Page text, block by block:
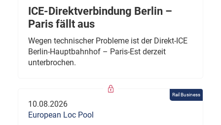
ICE-Direktverbindung Berlin –
Paris fällt aus
Wegen technischer Probleme ist der Direkt-ICE
Berlin-Hauptbahnhof – Paris-Est derzeit
unterbrochen.
Rail Business
10.08.2026
European Loc Pool